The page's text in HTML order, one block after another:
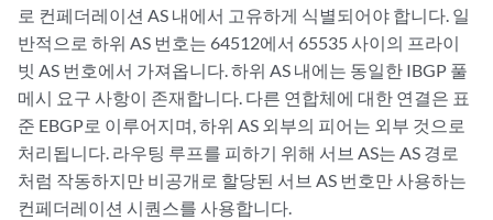
로 컨페더레이션 AS 내에서 고유하게 식별되어야 합니다. 일
반적으로 하위 AS 번호는 64512에서 65535 사이의 프라이
빗 AS 번호에서 가져옵니다. 하위 AS 내에는 동일한 IBGP 풀
메시 요구 사항이 존재합니다. 다른 연합체에 대한 연결은 표
준 EBGP로 이루어지며, 하위 AS 외부의 피어는 외부 것으로
처리됩니다. 라우팅 루프를 피하기 위해 서브 AS는 AS 경로
처럼 작동하지만 비공개로 할당된 서브 AS 번호만 사용하는
컨페더레이션 시퀀스를 사용합니다.